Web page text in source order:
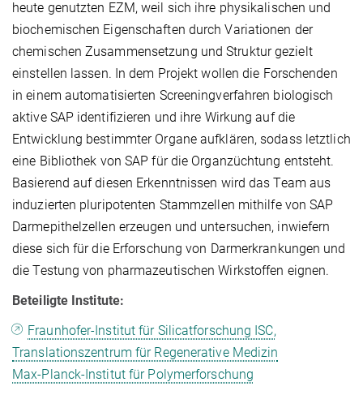
heute genutzten EZM, weil sich ihre physikalischen und
biochemischen Eigenschaften durch Variationen der
chemischen Zusammensetzung und Struktur gezielt
einstellen lassen. In dem Projekt wollen die Forschenden
in einem automatisierten Screeningverfahren biologisch
aktive SAP identifizieren und ihre Wirkung auf die
Entwicklung bestimmter Organe aufklären, sodass letztlich
eine Bibliothek von SAP für die Organzüchtung entsteht.
Basierend auf diesen Erkenntnissen wird das Team aus
induzierten pluripotenten Stammzellen mithilfe von SAP
Darmepithelzellen erzeugen und untersuchen, inwiefern
diese sich für die Erforschung von Darmerkrankungen und
die Testung von pharmazeutischen Wirkstoffen eignen.
Beteiligte Institute:
Fraunhofer-Institut für Silicatforschung ISC,
Translationszentrum für Regenerative Medizin
Max-Planck-Institut für Polymerforschung